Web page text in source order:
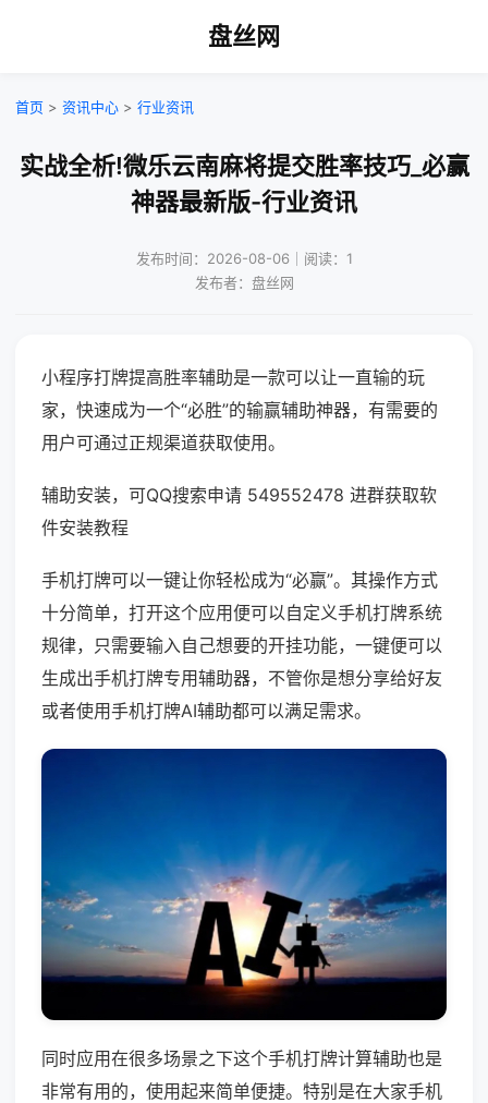
盘丝网
首页 > 资讯中心 > 行业资讯
实战全析!微乐云南麻将提交胜率技巧_必赢
神器最新版-行业资讯
发布时间：2026-08-06｜阅读：1
发布者：盘丝网
小程序打牌提高胜率辅助是一款可以让一直输的玩
家，快速成为一个“必胜”的输赢辅助神器，有需要的
用户可通过正规渠道获取使用。
辅助安装，可QQ搜索申请 549552478 进群获取软
件安装教程
手机打牌可以一键让你轻松成为“必赢”。其操作方式
十分简单，打开这个应用便可以自定义手机打牌系统
规律，只需要输入自己想要的开挂功能，一键便可以
生成出手机打牌专用辅助器，不管你是想分享给好友
或者使用手机打牌AI辅助都可以满足需求。
同时应用在很多场景之下这个手机打牌计算辅助也是
非常有用的，使用起来简单便捷。特别是在大家手机